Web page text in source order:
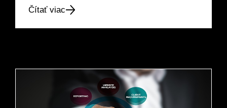
Čítať viac